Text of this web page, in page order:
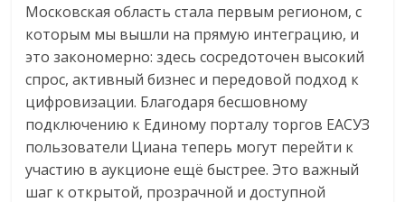
Московская область стала первым регионом, с
которым мы вышли на прямую интеграцию, и
это закономерно: здесь сосредоточен высокий
спрос, активный бизнес и передовой подход к
цифровизации. Благодаря бесшовному
подключению к Единому порталу торгов ЕАСУЗ
пользователи Циана теперь могут перейти к
участию в аукционе ещё быстрее. Это важный
шаг к открытой, прозрачной и доступной